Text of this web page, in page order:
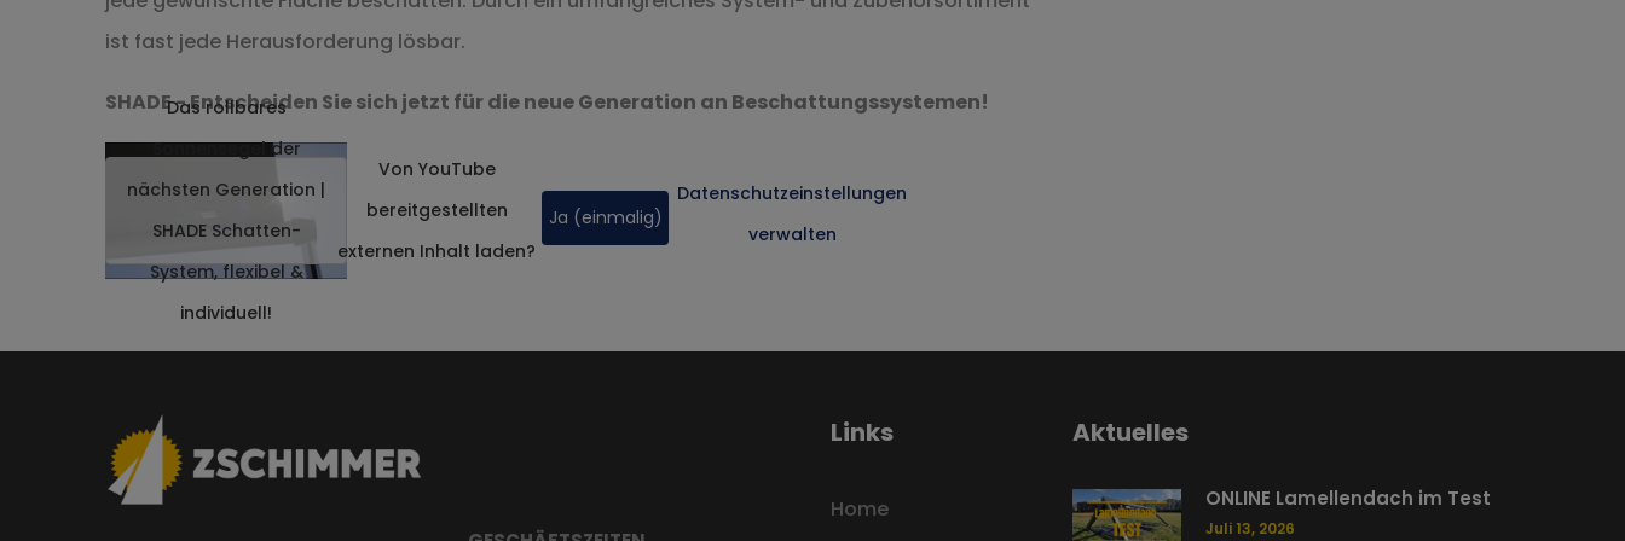
ist fast jede Herausforderung lösbar.
SHADE - Entscheiden Sie sich jetzt für die neue Generation an Beschattungssystemen!
Das rollbares
Sonnensegel der
nächsten Generation |
SHADE Schatten-
System, flexibel &
individuell!
Von YouTube
bereitgestellten
externen Inhalt laden?
Ja (einmalig)
Datenschutzeinstellungen
verwalten
Links
Home
Aktuelles
ONLINE Lamellendach im Test
Juli 13, 2026